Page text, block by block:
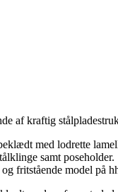
af kraftig
med lodrette
samt poseholder.
fritstående model på